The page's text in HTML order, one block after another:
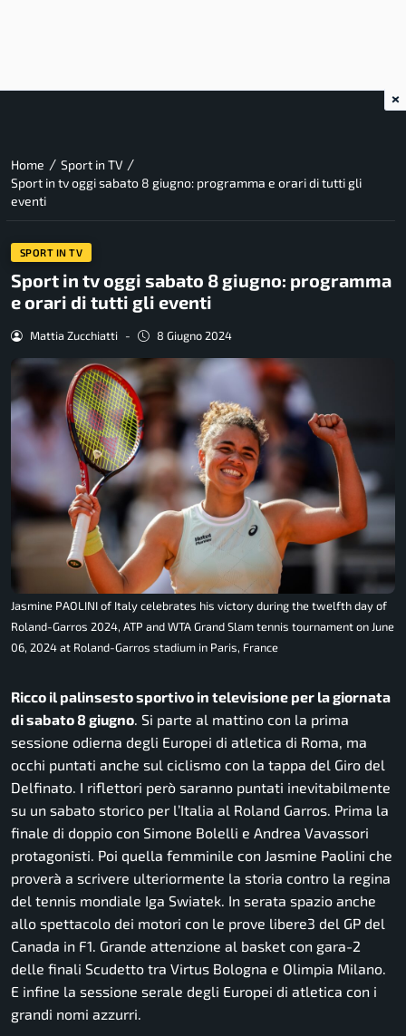
Home / Sport in TV /
Sport in tv oggi sabato 8 giugno: programma e orari di tutti gli
eventi
SPORT IN TV
Sport in tv oggi sabato 8 giugno: programma
e orari di tutti gli eventi
Mattia Zucchiatti - 8 Giugno 2024
Jasmine PAOLINI of Italy celebrates his victory during the twelfth day of
Roland-Garros 2024, ATP and WTA Grand Slam tennis tournament on June
06, 2024 at Roland-Garros stadium in Paris, France
Ricco il palinsesto sportivo in televisione per la giornata
di sabato 8 giugno. Si parte al mattino con la prima
sessione odierna degli Europei di atletica di Roma, ma
occhi puntati anche sul ciclismo con la tappa del Giro del
Delfinato. I riflettori però saranno puntati inevitabilmente
su un sabato storico per l’Italia al Roland Garros. Prima la
finale di doppio con Simone Bolelli e Andrea Vavassori
protagonisti. Poi quella femminile con Jasmine Paolini che
proverà a scrivere ulteriormente la storia contro la regina
del tennis mondiale Iga Swiatek. In serata spazio anche
allo spettacolo dei motori con le prove libere3 del GP del
Canada in F1. Grande attenzione al basket con gara-2
delle finali Scudetto tra Virtus Bologna e Olimpia Milano.
E infine la sessione serale degli Europei di atletica con i
grandi nomi azzurri.
×